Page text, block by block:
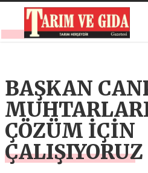
BAŞKAN
ÇÖZÜM İÇİN
ÇALIŞIYORUZ